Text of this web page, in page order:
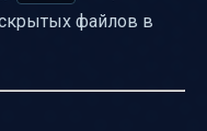
файлов в